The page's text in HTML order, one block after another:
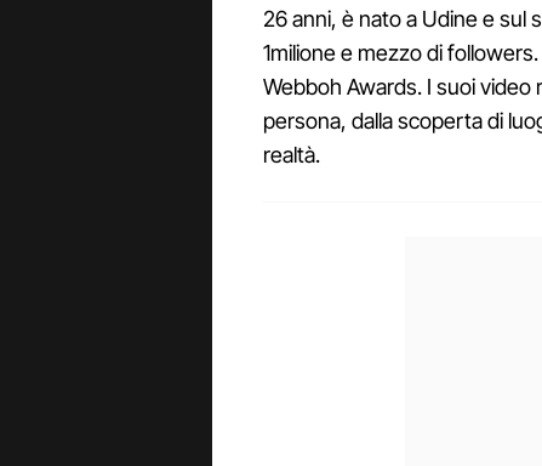
26 anni, è nato a Udine e sul
1milione e mezzo di
Webboh Awards. I suoi
persona, dalla scoperta di
realtà.